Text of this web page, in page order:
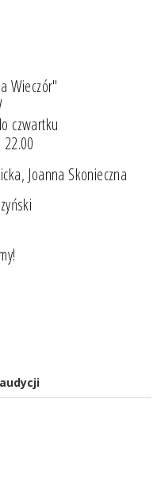
Wieczór"
czwartku
Joanna Skonieczna